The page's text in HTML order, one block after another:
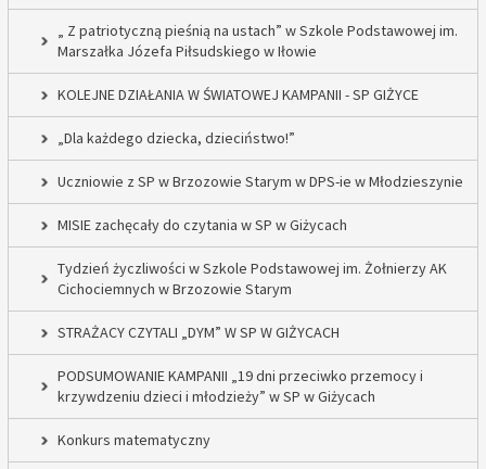
„ Z patriotyczną pieśnią na ustach” w Szkole Podstawowej im.
Marszałka Józefa Piłsudskiego w Iłowie
KOLEJNE DZIAŁANIA W ŚWIATOWEJ KAMPANII - SP GIŻYCE
„Dla każdego dziecka, dzieciństwo!”
Uczniowie z SP w Brzozowie Starym w DPS-ie w Młodzieszynie
MISIE zachęcały do czytania w SP w Giżycach
Tydzień życzliwości w Szkole Podstawowej im. Żołnierzy AK
Cichociemnych w Brzozowie Starym
STRAŻACY CZYTALI „DYM” W SP W GIŻYCACH
PODSUMOWANIE KAMPANII „19 dni przeciwko przemocy i
krzywdzeniu dzieci i młodzieży” w SP w Giżycach
Konkurs matematyczny